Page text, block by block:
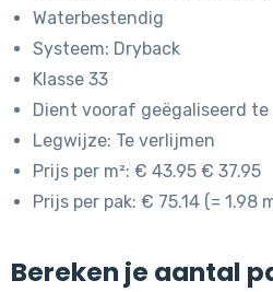
Waterbestendig
Systeem: Dryback
Klasse 33
Dient vooraf geëgaliseerd te
Legwijze: Te verlijmen
Prijs per m²: € 43.95 € 37.95
Prijs per pak: € 75.14 (= 1.98
Bereken je aantal